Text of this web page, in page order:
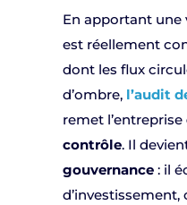
En apportant une
est réellement
dont les flux
d’ombre, l’audit
remet l’entreprise
contrôle. Il
gouvernance: il